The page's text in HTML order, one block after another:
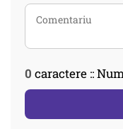
0 caractere ::